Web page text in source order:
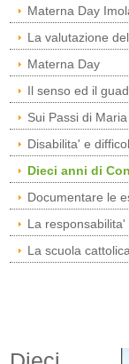
Materna Day
La valutazione
Materna Day
Il senso ed il
Sui Passi di Maria
Disabilita' e
Dieci anni di
Documentare le
La
La scuola